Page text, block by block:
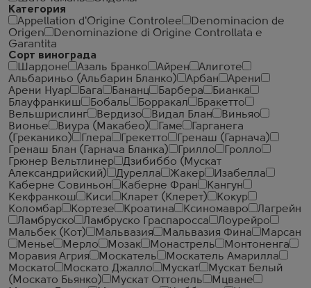
Категория
Appellation d'Origine Controlee
Denominacion de
Origen
Denominazione di Origine Controllata e
Garantita
Сорт винограда
Шардоне
Азаль Бранко Айрен
Алиготе
Альбариньо (Альбарин Бланко)
Арбан
Арени
Арени Нуар
Бага Бананц Барбера
Бианка
Блауфранкиш
Бобаль Борракал
Бракетто
Вельшрислинг
Вердизо Видал Блан
Виньяо
Вионье
Виура (Макабео) Гаме
Гарганега
(Греканико)
Глера Грекетто
Гренаш (Гарнача)
Гренаш Блан (Гарнача Бланка)
Грилло
Гролло
Грюнер Вельтлинер
Дзибиббо (Мускат
Александрийский)
Дурелла Жакер
Изабелла
Каберне Совиньон
Каберне Фран
Кангун
Кекфранкош
Киси Кларет (Клерет)
Кокур
Коломбар
Кортезе Кроатина Ксиномавро
Лагрейн
Ламбруско
Ламбруско Граспаросса
Лоурейро
Мальбек (Кот)
Мальвазия Мальвазия Фина
Марсан
Менье
Мерло Мозак Монастрель
Монтоненга
Моравия Агрия
Москатель
Москатель Амарилла
Москато
Москато Джалло Мускат
Мускат Белый
(Москато Бьянко)
Мускат Оттонель
Мцване